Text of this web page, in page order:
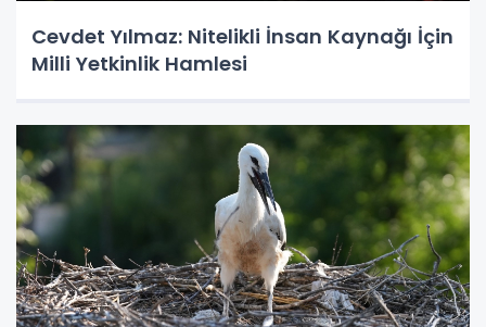
Cevdet Yılmaz: Nitelikli İnsan Kaynağı İçin
Milli Yetkinlik Hamlesi